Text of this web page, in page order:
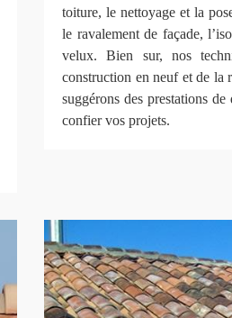
toiture, le nettoyage et la
le ravalement de façade,
velux. Bien sur, nos
construction en neuf et de la
suggérons des prestations
confier vos projets.